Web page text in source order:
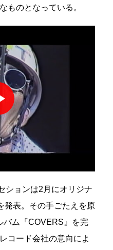
ものとなっている。
ションは2月にオリジナ
発表。その手ごたえを原
バム『COVERS』を完
コード会社の意向によ